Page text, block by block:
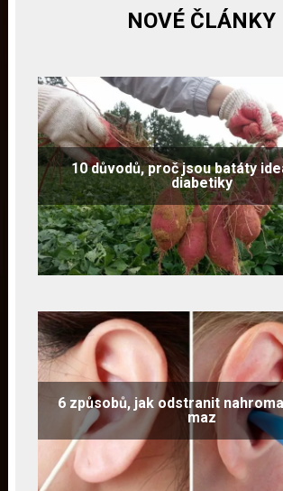
NOVÉ ČLÁNKY
10 důvodů, proč jsou batáty
diabetiky
6 způsobů, jak odstranit
maz